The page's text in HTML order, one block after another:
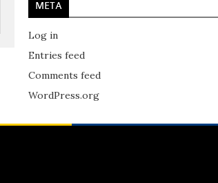
META
Log in
Entries feed
Comments feed
WordPress.org